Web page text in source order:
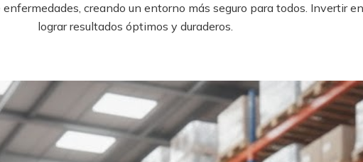
creando un entorno más seguro para todos. Invertir
lograr resultados óptimos y duraderos.